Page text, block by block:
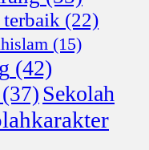
terbaik (22)
(15)
(42)
(37) Sekolah